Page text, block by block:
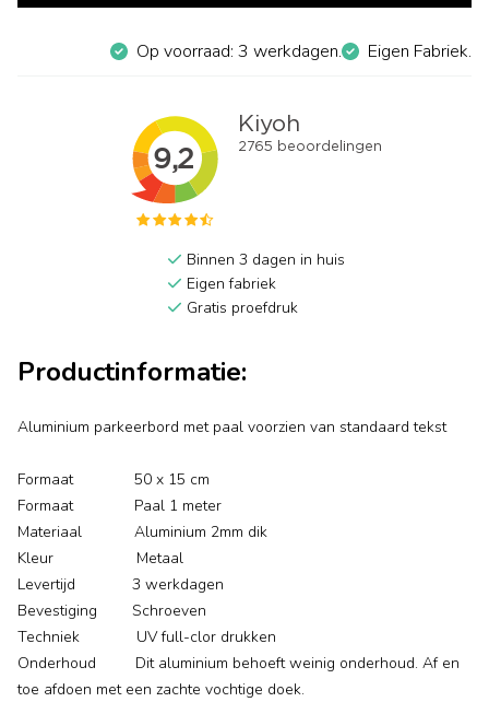
Op voorraad: 3 werkdagen. Eigen Fabriek.
Binnen 3 dagen in huis
Eigen fabriek
Gratis proefdruk
Productinformatie:
Aluminium parkeerbord met paal voorzien van standaard tekst
Formaat 50 x 15 cm
Formaat Paal 1 meter
Materiaal Aluminium 2mm dik
Kleur Metaal
Levertijd 3 werkdagen
Bevestiging Schroeven
Techniek UV full-clor drukken
Onderhoud Dit aluminium behoeft weinig onderhoud. Af en
toe afdoen met een zachte vochtige doek.